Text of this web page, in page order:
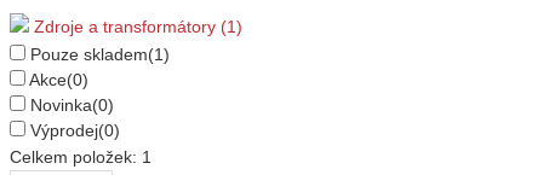
Zdroje a transformátory (1)
Pouze skladem(1)
Akce(0)
Novinka(0)
Výprodej(0)
Celkem položek: 1